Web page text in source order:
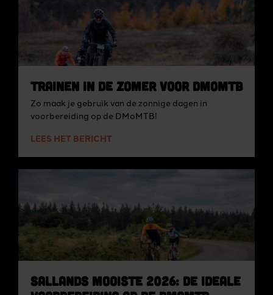
Trainen in de zomer voor DMoMTB
Zo maak je gebruik van de zonnige dagen in
voorbereiding op de DMoMTB!
LEES HET BERICHT
Sallands Mooiste 2026: de ideale